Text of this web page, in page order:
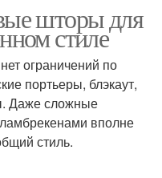
шторы для
стиле
ограничений по
портьеры, блэкаут,
Даже сложные
вполне
стиль.